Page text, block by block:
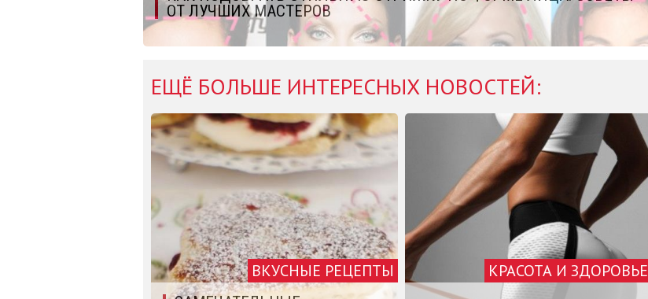
ОТ ЛУЧШИХ МАСТЕРОВ
ЕЩЁ БОЛЬШЕ ИНТЕРЕСНЫХ НОВОСТЕЙ:
ВКУСНЫЕ РЕЦЕПТЫ КРАСОТА И ЗДОРОВЬЕ